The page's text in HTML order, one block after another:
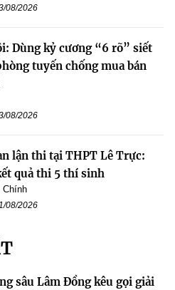
08/2026
Dùng kỷ cương “6 rõ” siết
tuyến chống mua bán
08/2026
lận thi tại THPT Lê Trực:
quả thi 5 thí sinh
Chính
08/2026
sâu Lâm Đồng kêu gọi giải